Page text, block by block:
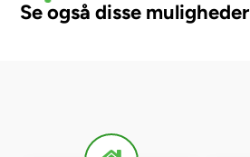
Se også disse muligheder